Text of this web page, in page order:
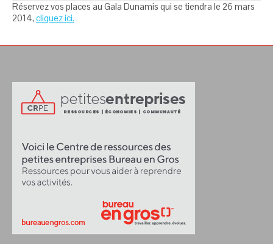
Réservez vos places au Gala Dunamis qui se tiendra le 26 mars
2014, cliquez ici.